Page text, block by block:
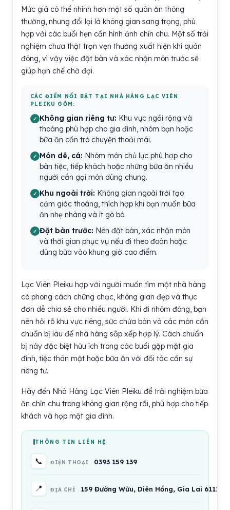
Mức giá có thể nhỉnh hơn một số quán ăn thông
thường, nhưng đổi lại là không gian sang trọng, phù
hợp với các buổi hẹn cần hình ảnh chỉn chu. Một số trải
nghiệm chưa thật trọn vẹn thường xuất hiện khi quán
đông, vì vậy việc đặt bàn và xác nhận món trước sẽ
giúp hạn chế chờ đợi.
CÁC ĐIỂM NỔI BẬT TẠI NHÀ HÀNG LẠC VIÊN
PLEIKU GỒM:
Không gian riêng tư: Khu vực ngồi rộng và
thoáng phù hợp cho gia đình, nhóm bạn hoặc
bữa ăn cần trò chuyện thoải mái.
Món dê, cá: Nhóm món chủ lực phù hợp cho
bàn tiệc, tiếp khách hoặc những bữa ăn nhiều
người cần gọi món dùng chung.
Khu ngoài trời: Không gian ngoài trời tạo
cảm giác thoáng, thích hợp khi bạn muốn bữa
ăn nhẹ nhàng và ít gò bó.
Đặt bàn trước: Nên đặt bàn, xác nhận món
và thời gian phục vụ nếu đi theo đoàn hoặc
dùng bữa vào khung giờ cao điểm.
Lạc Viên Pleiku hợp với người muốn tìm một nhà hàng
có phong cách chững chạc, không gian đẹp và thực
đơn dễ chia sẻ cho nhiều người. Khi đi nhóm đông, bạn
nên hỏi rõ khu vực riêng, sức chứa bàn và các món cần
chuẩn bị lâu để nhà hàng sắp xếp hợp lý. Cách chuẩn
bị này đặc biệt hữu ích trong các buổi gặp mặt gia
đình, tiệc thân mật hoặc bữa ăn với đối tác cần sự
riêng tư.
Hãy đến Nhà Hàng Lạc Viên Pleiku để trải nghiệm bữa
ăn chỉn chu trong không gian rộng rãi, phù hợp cho tiếp
khách và họp mặt gia đình.
THÔNG TIN LIÊN HỆ
📞 ĐIỆN THOẠI 0393 159 139
📍 ĐỊA CHỈ 159 Đường Wừu, Diên Hồng, Gia Lai 61113,